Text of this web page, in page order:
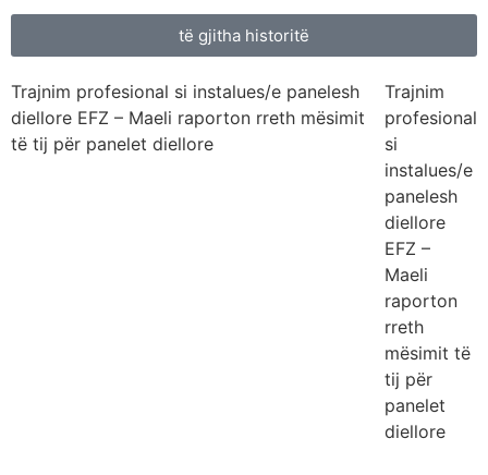
të gjitha historitë
Trajnim profesional si instalues/e panelesh
diellore EFZ – Maeli raporton rreth mësimit
të tij për panelet diellore
Trajnim
profesional
si
instalues/e
panelesh
diellore
EFZ –
Maeli
raporton
rreth
mësimit të
tij për
panelet
diellore